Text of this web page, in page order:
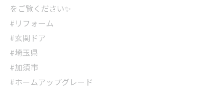
をご覧ください✨
#リフォーム
#玄関ドア
#埼玉県
#加須市
#ホームアップグレード